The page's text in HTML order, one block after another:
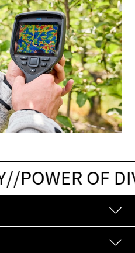
/POWER OF